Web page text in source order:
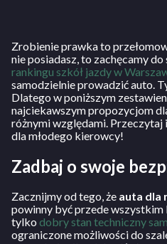
Zrobienie prawka to
nie posiadasz, to zachęcamy
rankingu szkół jazdy w
samodzielnie prowadzić auto.
Dlatego w poniższym
najciekawszym propozycjom
różnymi względami. Przeczytaj
dla młodego kierowcy!
Zadbaj o swoje
Zacznijmy od tego, że auta dla
powinny być przede wszystkim
tylko dobry stan techniczny
ograniczone możliwości do